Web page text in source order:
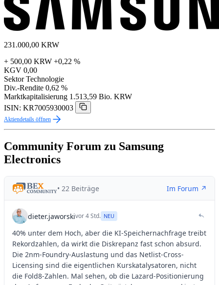
231.000,00 KRW
+ 500,00 KRW +0,22 %
KGV 0,00
Sektor Technologie
Div.-Rendite 0,62 %
Marktkapitalisierung 1.513,59 Bio. KRW
ISIN: KR7005930003
Aktiendetails öffnen
Community Forum zu Samsung
Electronics